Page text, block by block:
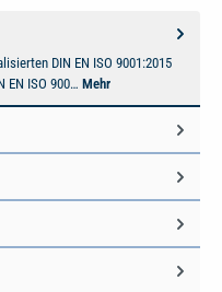
DIN EN ISO 9001:2015
EN ISO 900… Mehr